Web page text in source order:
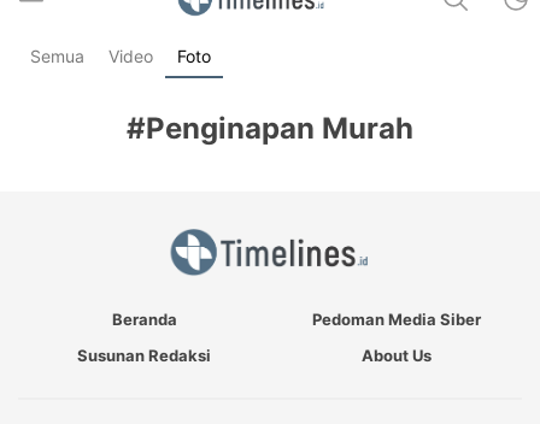
Timelines.id
Media Literasi, Sejarah & Budaya
Semua Video Foto
#Penginapan Murah
Beranda
Pedoman Media Siber
Susunan Redaksi
About Us